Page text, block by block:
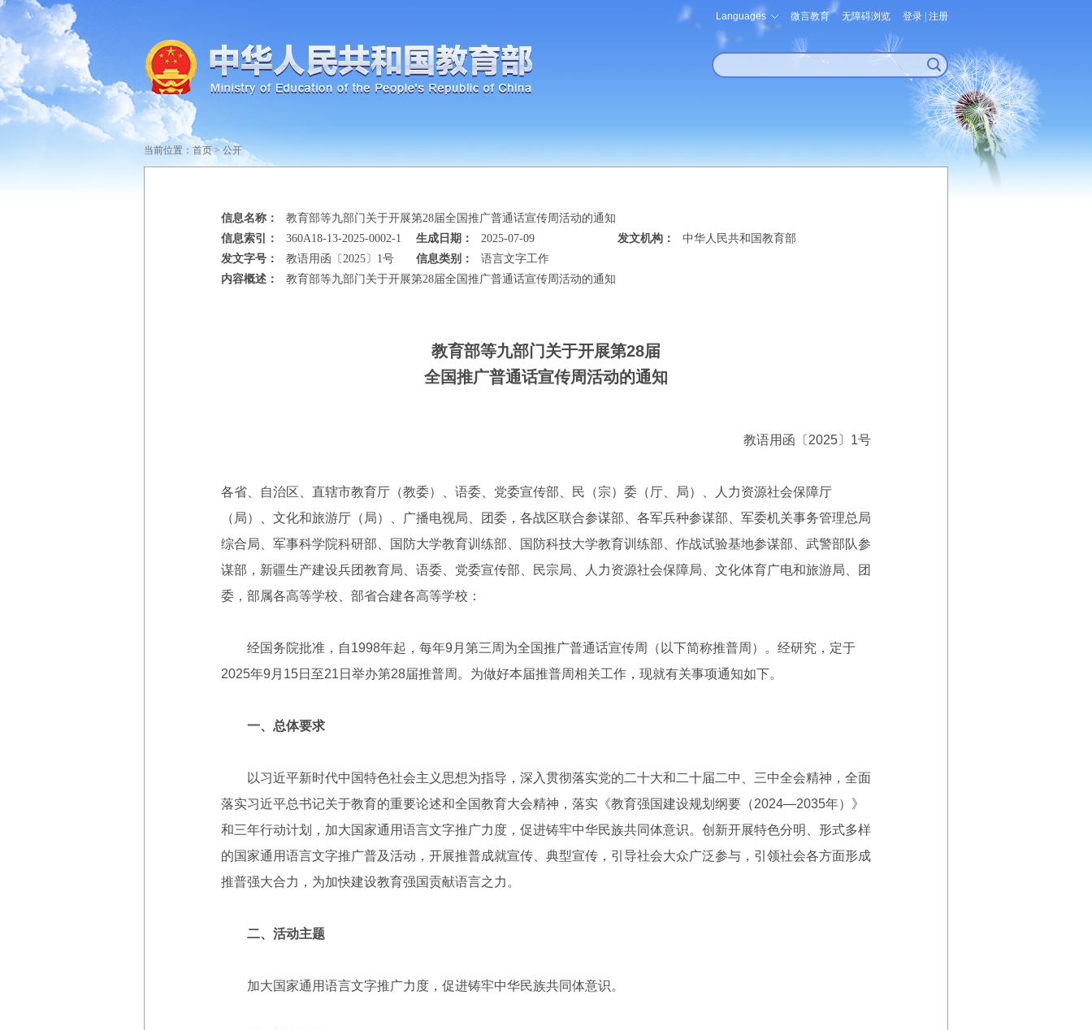
Languages 微言教育 无障碍浏览 登录 注册
当前位置： 首页>公开
信息名称：
教育部等九部门关于开展第28届全国推广普通话宣传周活动的通知
信息索引：
360A18-13-2025-0002-1 生成日期： 2025-07-09 发文机构：
中华人民共和国教育部
发文字号：
教语用函〔2025〕1号 信息类别：
语言文字工作
内容概述：
教育部等九部门关于开展第28届全国推广普通话宣传周活动的通知
教育部等九部门关于开展第28届
全国推广普通话宣传周活动的通知
教语用函〔2025〕1号
各省、自治区、直辖市教育厅（教委）、语委、党委宣传部、民（宗）委（厅、局）、人力资源社会保障厅
（局）、文化和旅游厅（局）、广播电视局、团委，各战区联合参谋部、各军兵种参谋部、军委机关事务管理总局
综合局、军事科学院科研部、国防大学教育训练部、国防科技大学教育训练部、作战试验基地参谋部、武警部队参
谋部，新疆生产建设兵团教育局、语委、党委宣传部、民宗局、人力资源社会保障局、文化体育广电和旅游局、团
委，部属各高等学校、部省合建各高等学校：
经国务院批准，自1998年起，每年9月第三周为全国推广普通话宣传周（以下简称推普周）。经研究，定于
2025年9月15日至21日举办第28届推普周。为做好本届推普周相关工作，现就有关事项通知如下。
一、总体要求
以习近平新时代中国特色社会主义思想为指导，深入贯彻落实党的二十大和二十届二中、三中全会精神，全面
落实习近平总书记关于教育的重要论述和全国教育大会精神，落实《教育强国建设规划纲要（2024—2035年）》
和三年行动计划，加大国家通用语言文字推广力度，促进铸牢中华民族共同体意识。创新开展特色分明、形式多样
的国家通用语言文字推广普及活动，开展推普成就宣传、典型宣传，引导社会大众广泛参与，引领社会各方面形成
推普强大合力，为加快建设教育强国贡献语言之力。
二、活动主题
加大国家通用语言文字推广力度，促进铸牢中华民族共同体意识。